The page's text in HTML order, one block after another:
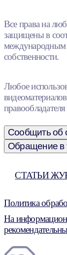
Все права на
защищены в
международным
собственности.
Любое
Сообщить об
Обращение в
СТАТЬИ
Политика
На